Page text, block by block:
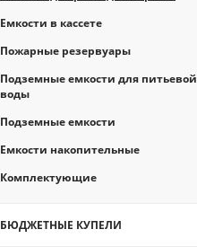
Емкости в кассете
Пожарные резервуары
Подземные емкости для питьевой
воды
Подземные емкости
Емкости накопительные
Комплектующие
БЮДЖЕТНЫЕ КУПЕЛИ